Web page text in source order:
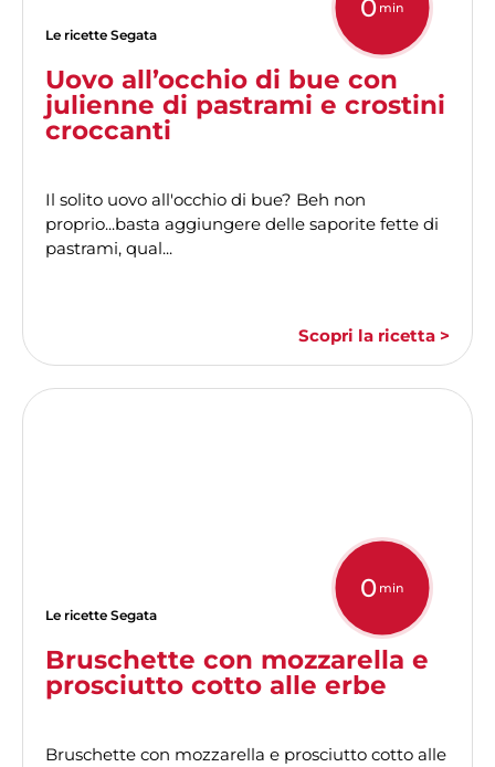
0 min
Le ricette Segata
Uovo all’occhio di bue con
julienne di pastrami e crostini
croccanti
Il solito uovo all'occhio di bue? Beh non
proprio...basta aggiungere delle saporite fette di
pastrami, qual...
Scopri la ricetta >
0 min
Le ricette Segata
Bruschette con mozzarella e
prosciutto cotto alle erbe
Bruschette con mozzarella e prosciutto cotto alle